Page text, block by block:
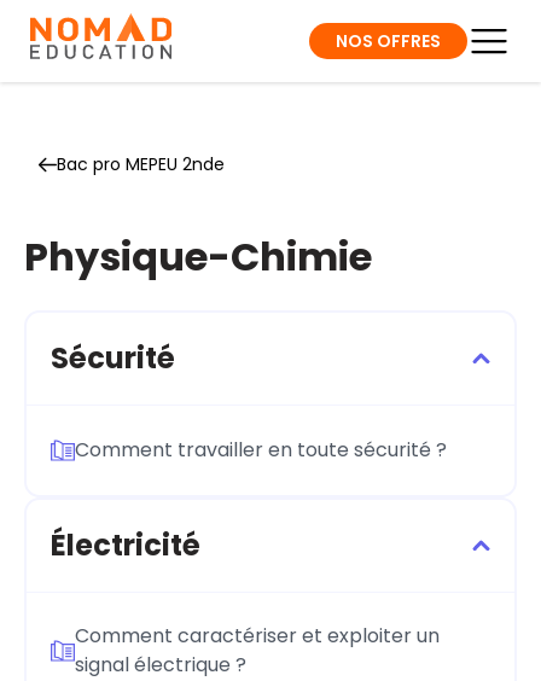
NOS OFFRES
Bac pro MEPEU 2nde
Physique-Chimie
Sécurité
Comment travailler en toute sécurité ?
Électricité
Comment caractériser et exploiter un
signal électrique ?